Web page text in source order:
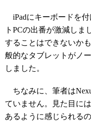
iPadにキーボードを
トPCの出番が激減し
することはできないか
般的なタブレットがノ
しました。
ちなみに、筆者は
ていません。見た目に
あるように感じられる